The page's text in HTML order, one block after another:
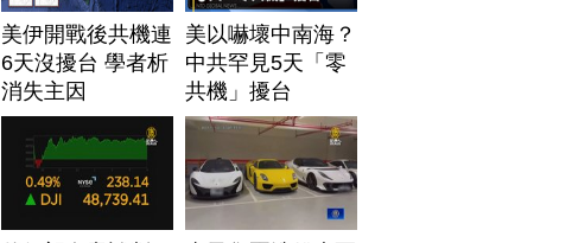
美伊開戰後共機連
6天沒擾台 學者析
消失主因
美以嚇壞中南海？
中共罕見5天「零
共機」擾台